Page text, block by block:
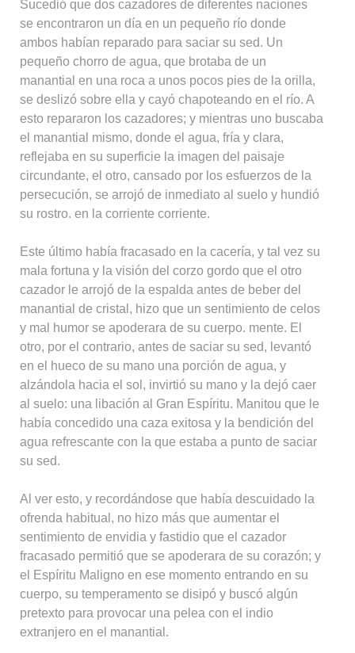
Sucedió que dos cazadores de diferentes naciones
se encontraron un día en un pequeño río donde
ambos habían reparado para saciar su sed. Un
pequeño chorro de agua, que brotaba de un
manantial en una roca a unos pocos pies de la orilla,
se deslizó sobre ella y cayó chapoteando en el río. A
esto repararon los cazadores; y mientras uno buscaba
el manantial mismo, donde el agua, fría y clara,
reflejaba en su superficie la imagen del paisaje
circundante, el otro, cansado por los esfuerzos de la
persecución, se arrojó de inmediato al suelo y hundió
su rostro. en la corriente corriente.
Este último había fracasado en la cacería, y tal vez su
mala fortuna y la visión del corzo gordo que el otro
cazador le arrojó de la espalda antes de beber del
manantial de cristal, hizo que un sentimiento de celos
y mal humor se apoderara de su cuerpo. mente. El
otro, por el contrario, antes de saciar su sed, levantó
en el hueco de su mano una porción de agua, y
alzándola hacia el sol, invirtió su mano y la dejó caer
al suelo: una libación al Gran Espíritu. Manitou que le
había concedido una caza exitosa y la bendición del
agua refrescante con la que estaba a punto de saciar
su sed.
Al ver esto, y recordándose que había descuidado la
ofrenda habitual, no hizo más que aumentar el
sentimiento de envidia y fastidio que el cazador
fracasado permitió que se apoderara de su corazón; y
el Espíritu Maligno en ese momento entrando en su
cuerpo, su temperamento se disipó y buscó algún
pretexto para provocar una pelea con el indio
extranjero en el manantial.